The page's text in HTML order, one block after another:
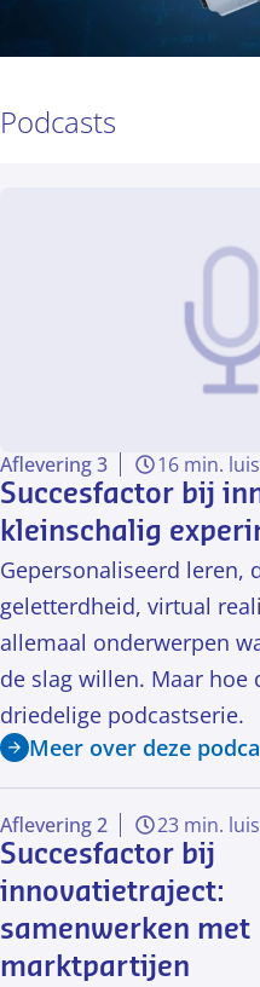
Podcasts
Succesfactor bij
kleinschalig
Gepersonaliseerd leren,
geletterdheid, virtual
allemaal onderwerpen
de slag willen. Maar hoe
driedelige podcastserie.
Aflevering 3 16 min.
Meer over deze
Succesfactor bij
innovatietraject:
samenwerken met
marktpartijen
Aflevering 2 23 min.